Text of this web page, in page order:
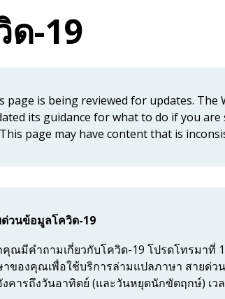
ด-19
page is being reviewed for updates.
its guidance for what to do if you are
This page may have content that is
ด่วนข้อมูลโควิด-19
ณมีคำถามเกี่ยวกับโควิด-19 โปรดโทรมาที่
ของคุณเพื่อใช้บริการล่ามแปลภาษา สายด่วน
คารถึงวันอาทิตย์ (และวันหยุดนักขัตฤกษ์) เวล